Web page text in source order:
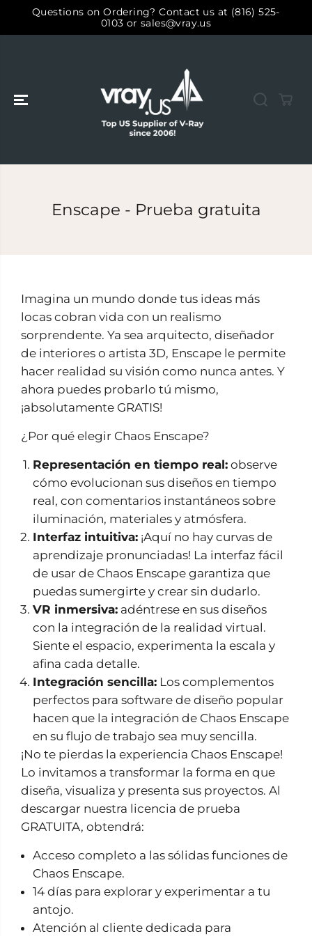
SALTAR AL
CONTENIDO
Questions on Ordering? Contact us at (816) 525-
0103 or sales@vray.us
Enscape - Prueba gratuita
Imagina un mundo donde tus ideas más
locas cobran vida con un realismo
sorprendente. Ya sea arquitecto, diseñador
de interiores o artista 3D, Enscape le permite
hacer realidad su visión como nunca antes. Y
ahora puedes probarlo tú mismo,
¡absolutamente GRATIS!
¿Por qué elegir Chaos Enscape?
Representación en tiempo real:observe
cómo evolucionan sus diseños en tiempo
real, con comentarios instantáneos sobre
iluminación, materiales y atmósfera.
Interfaz intuitiva:¡Aquí no hay curvas de
aprendizaje pronunciadas! La interfaz fácil
de usar de Chaos Enscape garantiza que
puedas sumergirte y crear sin dudarlo.
VR inmersiva:adéntrese en sus diseños
con la integración de la realidad virtual.
Siente el espacio, experimenta la escala y
afina cada detalle.
Integración sencilla:Los complementos
perfectos para software de diseño popular
hacen que la integración de Chaos Enscape
en su flujo de trabajo sea muy sencilla.
¡No te pierdas la experiencia Chaos Enscape!
Lo invitamos a transformar la forma en que
diseña, visualiza y presenta sus proyectos. Al
descargar nuestra licencia de prueba
GRATUITA, obtendrá:
Acceso completo a las sólidas funciones de
Chaos Enscape.
14 días para explorar y experimentar a tu
antojo.
Atención al cliente dedicada para